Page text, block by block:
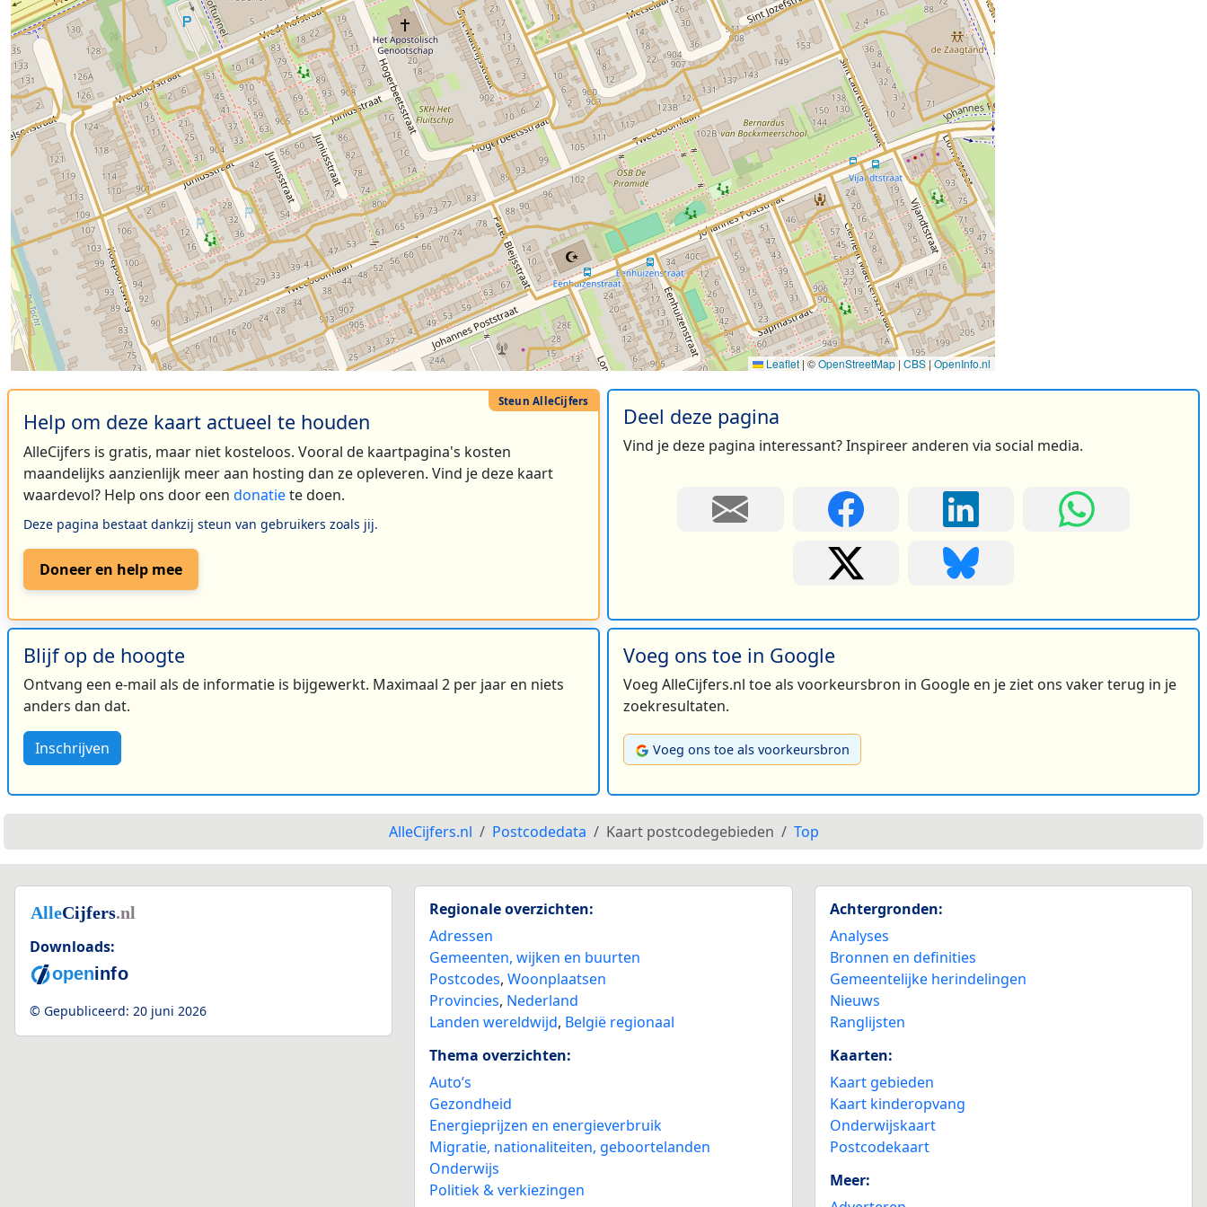
Leaflet|©OpenStreetMap | CBS|OpenInfo.nl
Help om deze kaart actueel te houden
AlleCijfers is gratis, maar niet kosteloos. Vooral de kaartpagina's kosten
maandelijks aanzienlijk meer aan hosting dan ze opleveren. Vind je deze kaart
waardevol? Help ons door een donatiete doen.
Deze pagina bestaat dankzij steun van gebruikers zoals jij.
Doneer en help mee
Deel deze pagina
Vind je deze pagina interessant? Inspireer anderen via social media.
Blijf op de hoogte
Ontvang een e-mail als de informatie is bijgewerkt. Maximaal 2 per jaar en niets
anders dan dat.
Inschrijven
Voeg ons toe in Google
Voeg AlleCijfers.nl toe als voorkeursbron in Google en je ziet ons vaker terug in je
zoekresultaten.
Voeg ons toe als voorkeursbron
AlleCijfers.nl Postcodedata Kaart postcodegebieden Top
Downloads:
© Gepubliceerd: 20 juni 2026
Regionale overzichten:
Adressen
Gemeenten, wijken en buurten
Postcodes,Woonplaatsen
Provincies, Nederland
Landen wereldwijd, België regionaal
Thema overzichten:
Auto’s
Gezondheid
Energieprijzen en energieverbruik
Migratie, nationaliteiten, geboortelanden
Onderwijs
Politiek & verkiezingen
Achtergronden:
Analyses
Bronnen en definities
Gemeentelijke herindelingen
Nieuws
Ranglijsten
Kaarten:
Kaart gebieden
Kaart kinderopvang
Onderwijskaart
Postcodekaart
Meer: